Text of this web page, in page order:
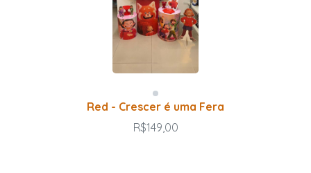
Red - Crescer é uma Fera
R$149,00